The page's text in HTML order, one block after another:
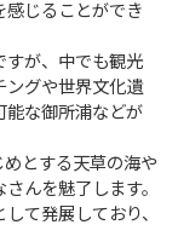
感じることができ
すが、中でも観光
ングや世界文化遺
能な御所浦などが
とする天草の海や
んを魅了します。
て発展しており、